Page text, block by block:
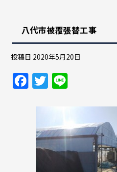
八代市被覆張替工事
投稿日 2020年5月20日
F
a
c
e
b
T
w
er